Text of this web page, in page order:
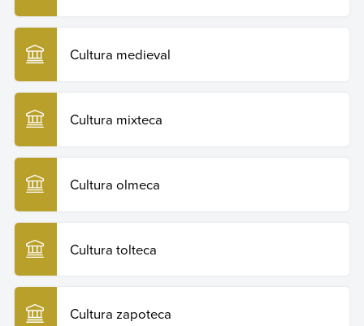
Cultura medieval
Cultura mixteca
Cultura olmeca
Cultura tolteca
Cultura zapoteca